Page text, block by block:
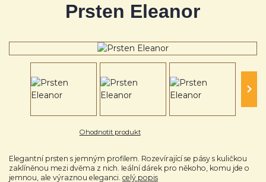
Prsten Eleanor
Ohodnotit produkt
Elegantní prsten s jemným profilem. Rozevírající se pásy s kuličkou
zaklíněnou mezi dvěma z nich. Ieální dárek pro někoho, komu jde o
jemnou, ale výraznou eleganci. celý popis